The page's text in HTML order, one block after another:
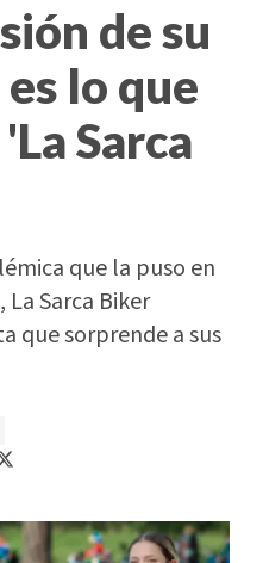
de su
lo que
Sarca
que la puso en
Sarca Biker
que sorprende a sus